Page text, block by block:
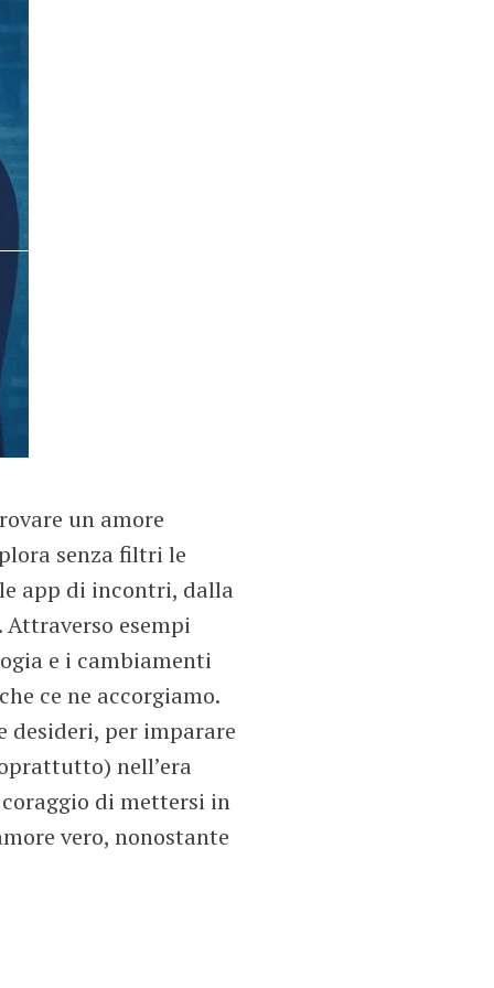
un amore
senza filtri le
app di incontri, dalla
esempi
e i cambiamenti
ce ne accorgiamo.
desideri, per imparare
nell’era
di mettersi in
vero, nonostante